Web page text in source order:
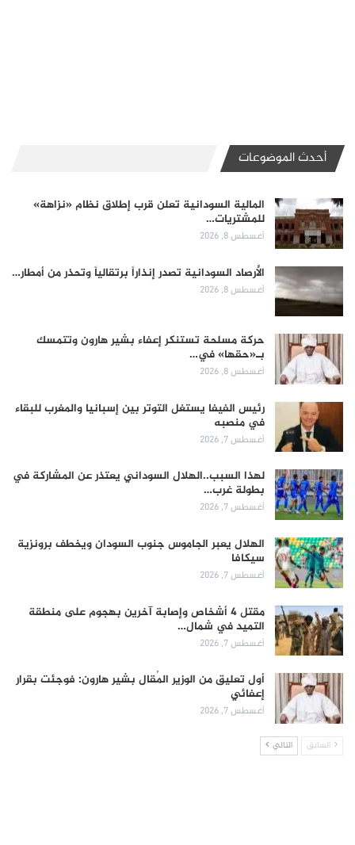
أحدث الموضوعات
المالية السودانية تعلن قرب إطلاق نظام «نزاهة»
للمشتريات…
أغسطس 8, 2026
الأرصاد السودانية تصدر إنذاراً برتقالياً وتحذر من أمطار…
أغسطس 8, 2026
حركة مسلحة تستنكر إعفاء بشير هارون وتتمسك
بـ«حقها» في…
أغسطس 8, 2026
رئيس الفيفا يستغل التوتر بين إسبانيا والمغرب للبقاء
في منصبه
أغسطس 7, 2026
لهذا السبب..الهلال السوداني يعتذر عن المشاركة في
بطولة غرب…
أغسطس 7, 2026
الهلال يعبر الجاموس جنوب السودان ويخطف برونزية
سيكافا
أغسطس 7, 2026
مقتل 4 أشخاص وإصابة آخرين بهجوم على منطقة
التميد في شمال…
أغسطس 7, 2026
أول تعليق من الوزير المُقال بشير هارون: فوجئت بقرار
إعفائي
أغسطس 7, 2026
السابق التالي